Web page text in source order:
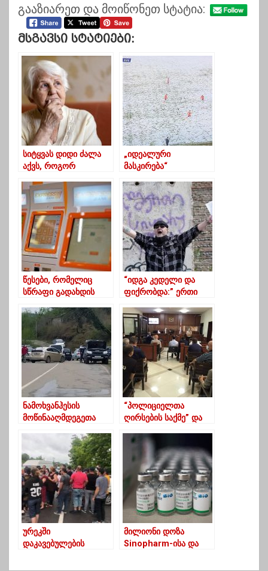
გააზიარეთ და მოიწონეთ სტატია:
Მსგავსი Სტატიები:
სიტყვას დიდი ძალა
აქვს, როგორ
საკუთარი თავი
სიტყვის მეშვეობით
„იდეალური
მასკირება“
– იპოვეთ
მოთამაშეები
მოედანზე
წესები, რომელიც
სწრაფი გადახდის
გადარიცხვისას
სავალდებულო გახდა
“იდგა კედელი და
ფიქრობდა:” ერთი
გამოხმაურება
უცნობის აქციას
ნამოხვანჰესის
მოწინააღმდეგეთა
გრძელდება – გზა
ავტომობილებითაა
გადაკეტილი
“პოლიციელთა
ღირსების საქმე” და
ბრალდებულები –
დეტალები ურეკში
მომხდარ ინციდენტზე
ურეკში
დაკავებულების
მილიონი დოზა
Sinopharm-ისა და